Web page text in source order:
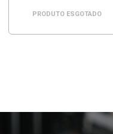
PRODUTO ESGOTADO